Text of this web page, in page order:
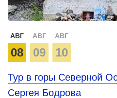
АВГ
08
АВГ
09
АВГ
10
Тур в горы Северной
Сергея Бодрова